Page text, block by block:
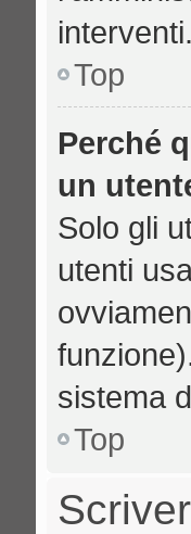
interventi.
Top
Perché
un
Solo gli
utenti
sistema
Top